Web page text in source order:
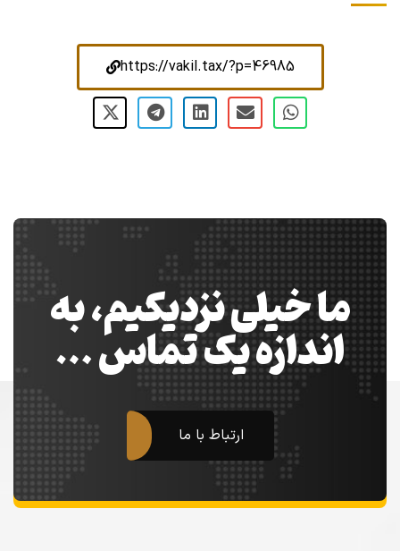
https://vakil.tax/?p=46985
ما خیلی نزدیکیم، به
اندازه یک تماس …
ارتباط با ما